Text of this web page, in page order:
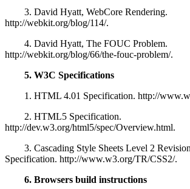
3. David Hyatt, WebCore Rendering.
http://webkit.org/blog/114/.
4. David Hyatt, The FOUC Problem.
http://webkit.org/blog/66/the-fouc-problem/.
5. W3C Specifications
1. HTML 4.01 Specification. http://
2. HTML5 Specification.
http://dev.w3.org/html5/spec/Overview.html.
3. Cascading Style Sheets Level 2
Specification. http://www.w3.org/TR/CSS2/.
6. Browsers build instructions